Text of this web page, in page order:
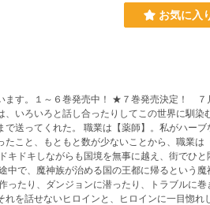
お気に入
す。１～６巻発売中！ ★７巻発売決定！ ７月刊
いろいろと話し合ったりしてこの世界に馴染
送ってくれた。 職業は【薬師】。私がハー
こと、もともと数が少ないことから、職業は
中で、魔神族が治める国の王都に帰るという魔
れを話せないヒロインと、ヒロインに一目惚れ